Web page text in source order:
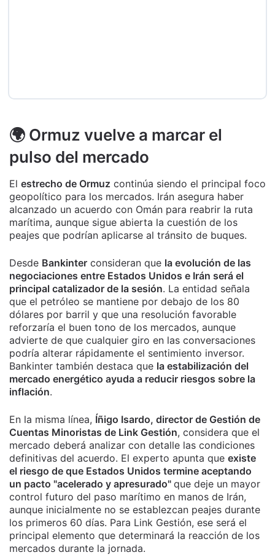
🌍 Ormuz vuelve a marcar el
pulso del mercado
El estrecho de Ormuz continúa siendo el principal foco
geopolítico para los mercados. Irán asegura haber
alcanzado un acuerdo con Omán para reabrir la ruta
marítima, aunque sigue abierta la cuestión de los
peajes que podrían aplicarse al tránsito de buques.
Desde Bankinter consideran que la evolución de las
negociaciones entre Estados Unidos e Irán será el
principal catalizador de la sesión. La entidad señala
que el petróleo se mantiene por debajo de los 80
dólares por barril y que una resolución favorable
reforzaría el buen tono de los mercados, aunque
advierte de que cualquier giro en las conversaciones
podría alterar rápidamente el sentimiento inversor.
Bankinter también destaca que la estabilización del
mercado energético ayuda a reducir riesgos sobre la
inflación.
En la misma línea, Íñigo Isardo, director de Gestión de
Cuentas Minoristas de Link Gestión, considera que el
mercado deberá analizar con detalle las condiciones
definitivas del acuerdo. El experto apunta que existe
el riesgo de que Estados Unidos termine aceptando
un pacto "acelerado y apresurado" que deje un mayor
control futuro del paso marítimo en manos de Irán,
aunque inicialmente no se establezcan peajes durante
los primeros 60 días. Para Link Gestión, ese será el
principal elemento que determinará la reacción de los
mercados durante la jornada.